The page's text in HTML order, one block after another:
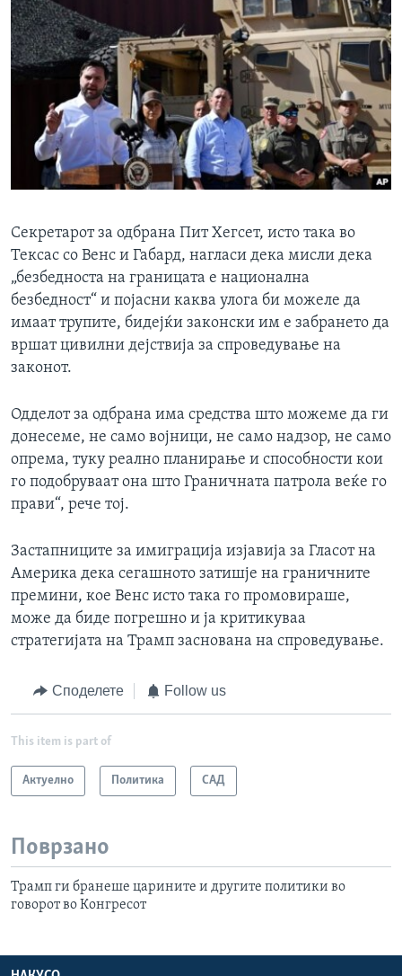
Секретарот за одбрана Пит Хегсет, исто така во
Тексас со Венс и Габард, нагласи дека мисли дека
„безбедноста на границата е национална
безбедност“ и појасни каква улога би можеле да
имаат трупите, бидејќи законски им е забрането да
вршат цивилни дејствија за спроведување на
законот.
Одделот за одбрана има средства што можеме да ги
донесеме, не само војници, не само надзор, не само
опрема, туку реално планирање и способности кои
го подобруваат она што Граничната патрола веќе го
прави“, рече тој.
Застапниците за имиграција изјавија за Гласот на
Америка дека сегашното затишје на граничните
премини, кое Венс исто така го промовираше,
може да биде погрешно и ја критикуваа
стратегијата на Трамп заснована на спроведување.
Споделете Follow us
This item is part of
Актуелно Политика САД
Поврзано
Трамп ги бранеше царините и другите политики во
говорот во Конгресот